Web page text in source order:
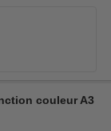
couleur A3